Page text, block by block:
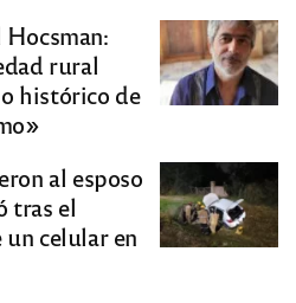
rural
histórico de
al esposo
tras el
celular en